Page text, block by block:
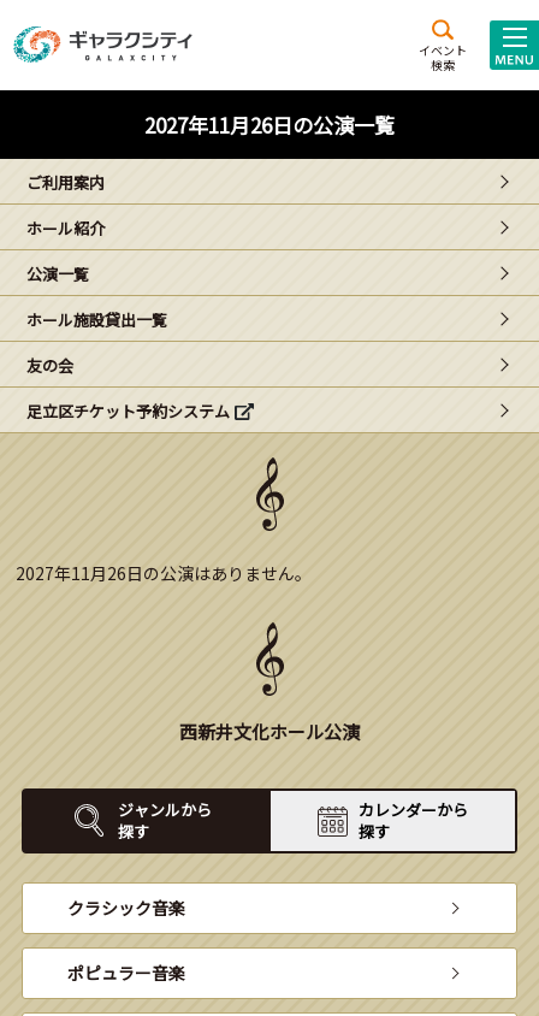
イベント
検索
施設案内
西新井
文化ホール
ギャラクシティとは
こどもみーてぃんぐ
Gがくえん
ブランドからのお知らせ
2027年11月26日の公演一覧
ご利用案内
ホール紹介
公演一覧
ホール施設貸出一覧
友の会
足立区チケット予約システム
2027年11月26日の公演はありません。
西新井文化ホール公演
ジャンルから
探す
カレンダーから
探す
クラシック音楽
ポピュラー音楽